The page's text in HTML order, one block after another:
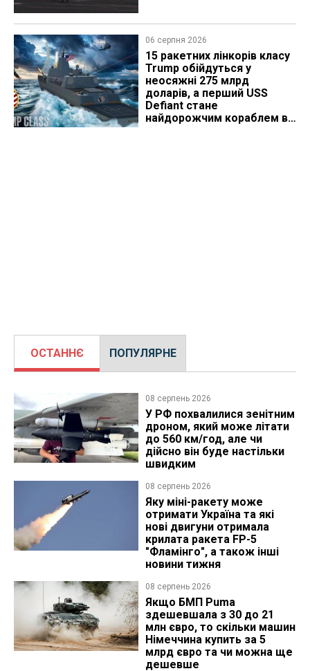
06 серпня 2026
15 ракетних лінкорів класу
Trump обійдуться у
неосяжні 275 млрд
доларів, а перший USS
Defiant стане
найдорожчим кораблем в
ОСТАННЄ ПОПУЛЯРНЕ
08 серпень 2026
У РФ похвалилися зенітним
дроном, який може літати
до 560 км/год, але чи
дійсно він буде настільки
швидким
08 серпень 2026
Яку міні-ракету може
отримати Україна та які
нові двигуни отримала
крилата ракета FP-5
"Фламінго", а також інші
новини тижня
08 серпень 2026
Якщо БМП Puma
здешевшала з 30 до 21
млн євро, то скільки машин
Німеччина купить за 5
млрд євро та чи можна ще
дешевше